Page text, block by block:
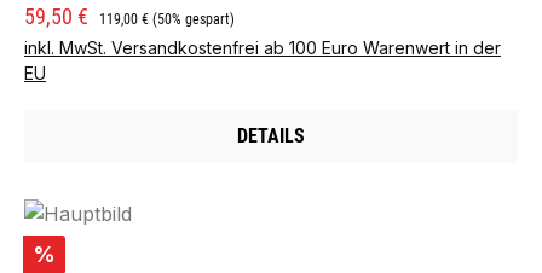
Verkaufspreis:
59,50 € Regulärer Preis:
119,00 € (50% gespart)
inkl. MwSt. Versandkostenfrei ab 100 Euro Warenwert in der
EU
DETAILS
Rabatt
%